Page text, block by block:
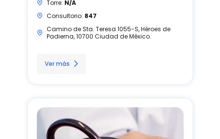
Torre: N/A
Consultorio: 847
Camino de Sta. Teresa 1055-S, Héroes de
Padierna, 10700 Ciudad de México.
Ver más